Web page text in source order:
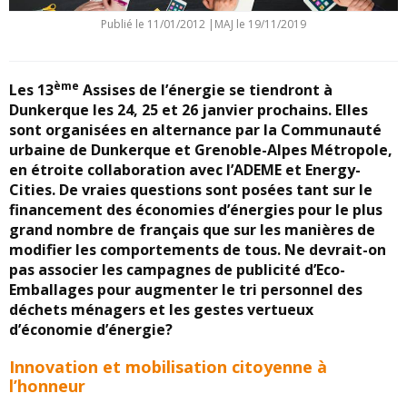
Publié le 11/01/2012 | MAJ le 19/11/2019
Les 13ème Assises de l’énergie se tiendront à
Dunkerque les 24, 25 et 26 janvier prochains. Elles
sont organisées en alternance par la Communauté
urbaine de Dunkerque et Grenoble-Alpes Métropole,
en étroite collaboration avec l’ADEME et Energy-
Cities. De vraies questions sont posées tant sur le
financement des économies d’énergies pour le plus
grand nombre de français que sur les manières de
modifier les comportements de tous. Ne devrait-on
pas associer les campagnes de publicité d’Eco-
Emballages pour augmenter le tri personnel des
déchets ménagers et les gestes vertueux
d’économie d’énergie?
Innovation et mobilisation citoyenne à
l’honneur